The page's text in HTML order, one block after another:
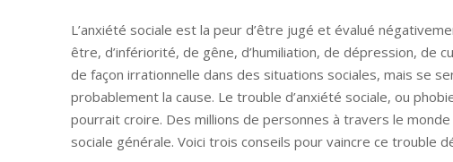
L’anxiété sociale est la peur d’être jugé et évalué
être, d’infériorité, de gêne, d’humiliation, de dépression, de
de façon irrationnelle dans des situations sociales, mais se
probablement la cause. Le trouble d’anxiété sociale, ou
pourrait croire. Des millions de personnes à travers le
sociale générale. Voici trois conseils pour vaincre ce trouble